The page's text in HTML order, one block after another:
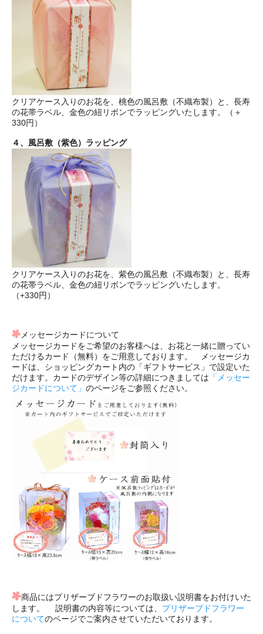
クリアケース入りのお花を、桃色の風呂敷（不織布製）と、長寿
の花帯ラベル、金色の紐リボンでラッピングいたします。（＋
330円）
４、風呂敷（紫色）ラッピング
クリアケース入りのお花を、紫色の風呂敷（不織布製）と、長寿
の花帯ラベル、金色の紐リボンでラッピングいたします。
（+330円）
メッセージカードについて
メッセージカードをご希望のお客様へは、お花と一緒に贈ってい
ただけるカード（無料）をご用意しております。 メッセージカ
ードは、ショッピングカート内の「ギフトサービス」で設定いた
だけます。カードのデザイン等の詳細につきましては 「メッセー
ジカードについて」 のページをご参照ください。
商品にはプリザーブドフラワーのお取扱い説明書をお付けいた
します。 説明書の内容等については、 プリザーブドフラワー
についてのページでご案内させていただいております。